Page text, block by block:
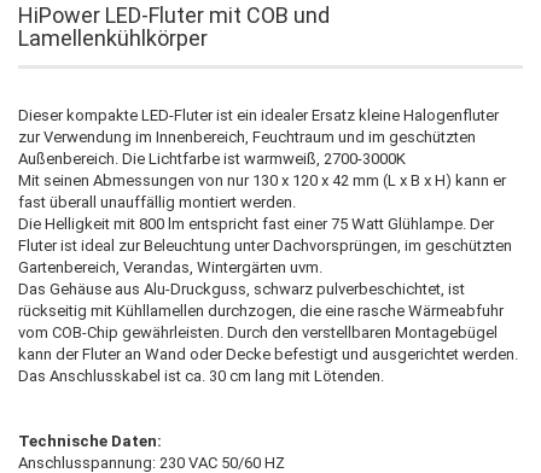
HiPower LED-Fluter mit COB und
Lamellenkühlkörper
Dieser kompakte LED-Fluter ist ein idealer Ersatz kleine Halogenfluter
zur Verwendung im Innenbereich, Feuchtraum und im geschützten
Außenbereich. Die Lichtfarbe ist warmweiß, 2700-3000K
Mit seinen Abmessungen von nur 130 x 120 x 42 mm (L x B x H) kann er
fast überall unauffällig montiert werden.
Die Helligkeit mit 800 lm entspricht fast einer 75 Watt Glühlampe. Der
Fluter ist ideal zur Beleuchtung unter Dachvorsprüngen, im geschützten
Gartenbereich, Verandas, Wintergärten uvm.
Das Gehäuse aus Alu-Druckguss, schwarz pulverbeschichtet, ist
rückseitig mit Kühllamellen durchzogen, die eine rasche Wärmeabfuhr
vom COB-Chip gewährleisten. Durch den verstellbaren Montagebügel
kann der Fluter an Wand oder Decke befestigt und ausgerichtet werden.
Das Anschlusskabel ist ca. 30 cm lang mit Lötenden.
Technische Daten:
Anschlusspannung: 230 VAC 50/60 HZ